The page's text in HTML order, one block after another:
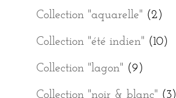
Collection "aquarelle" (2)
Collection "été indien" (10)
Collection "lagon" (9)
Collection "noir & blanc" (3)